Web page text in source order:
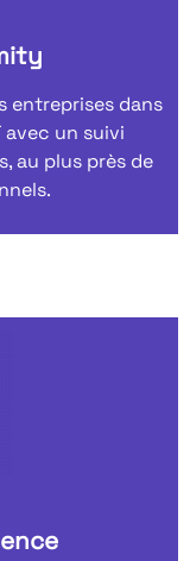
entreprises dans
avec un suivi
au plus près de